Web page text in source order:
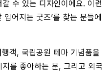
수 있는 디자인이에요. 이런
어지는 굿즈’를 찾는 분들에
객, 국립공원 테마 기념품을
를 좋아하는 분, 그리고 외국